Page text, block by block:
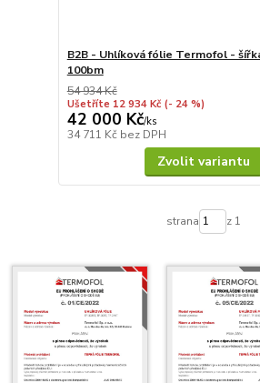
B2B - Uhlíková fólie Termofol -
100bm
54 934 Kč
Ušetříte 12 934 Kč (- 24 %)
42 000 Kč/ks
34 711 Kč bez DPH
Zvolit variantu
strana z 1